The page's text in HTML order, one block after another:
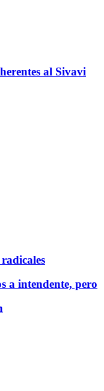
al Sivavi
a intendente, pero